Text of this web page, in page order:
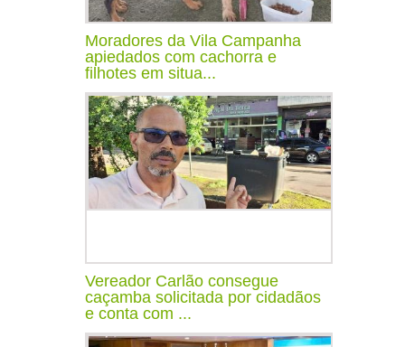
Moradores da Vila Campanha
apiedados com cachorra e
filhotes em situa...
Vereador Carlão consegue
caçamba solicitada por cidadãos
e conta com ...